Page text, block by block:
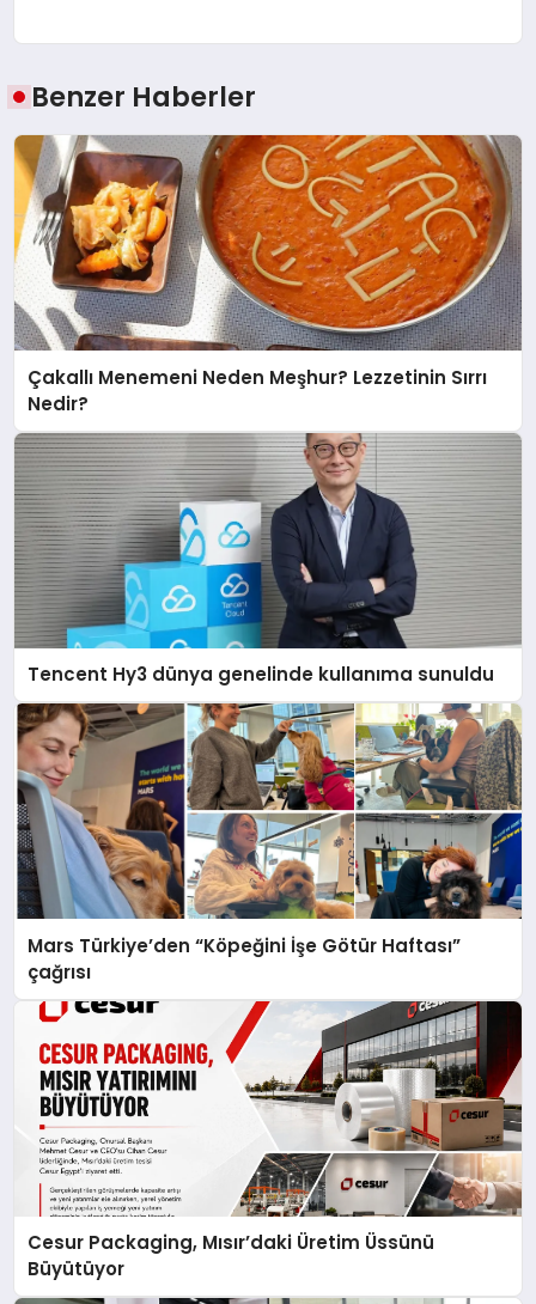
Benzer Haberler
Çakallı Menemeni Neden Meşhur? Lezzetinin Sırrı
Nedir?
Tencent Hy3 dünya genelinde kullanıma sunuldu
Mars Türkiye’den “Köpeğini İşe Götür Haftası”
çağrısı
Cesur Packaging, Mısır’daki Üretim Üssünü
Büyütüyor